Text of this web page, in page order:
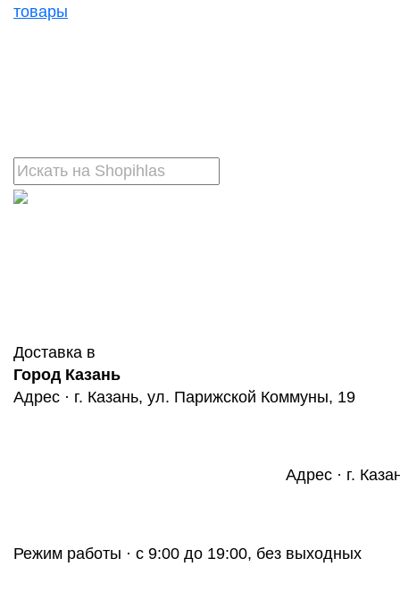
товары
Доставка в
Город Казань
Адрес · г. Казань, ул. Парижской Коммуны, 19
Адрес · г.
Режим работы · с 9:00 до 19:00, без выходных